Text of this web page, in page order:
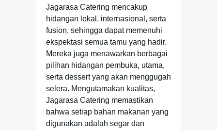
Jagarasa Catering mencakup
hidangan lokal, internasional, serta
fusion, sehingga dapat memenuhi
ekspektasi semua tamu yang hadir.
Mereka juga menawarkan berbagai
pilihan hidangan pembuka, utama,
serta dessert yang akan menggugah
selera. Mengutamakan kualitas,
Jagarasa Catering memastikan
bahwa setiap bahan makanan yang
digunakan adalah segar dan